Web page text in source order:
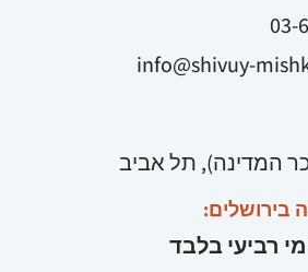
info@shivuy-
בירושלים:
רביעי בלבד